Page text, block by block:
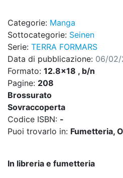
Categorie: Manga
Sottocategorie: Seinen
Serie: TERRA FORMARS
Data di pubblicazione: 06/02/
Formato: 12.8x18 , b/n
Pagine: 208
Brossurato
Sovraccoperta
Codice ISBN: -
Puoi trovarlo in: Fumetteria,
In libreria e fumetteria